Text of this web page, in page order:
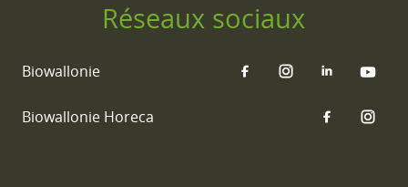
Réseaux sociaux
Biowallonie
Biowallonie Horeca